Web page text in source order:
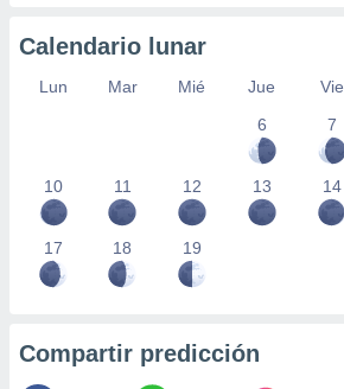
Calendario lunar
Lun Mar Mié Jue Vie
6
7
10 11 12 13 14
17 18 19
Compartir predicción